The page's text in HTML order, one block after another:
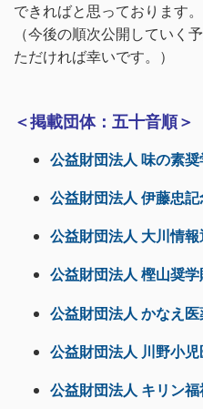
できればと思っております
（今後の順次公開していく
ただければ幸いです。）
＜掲載団体：五十音順＞
公益財団法人 味の素
公益財団法人 伊藤忠記
公益財団法人 大川情
公益財団法人 樫山奨学
公益財団法人 かなえ
公益財団法人 川野小
公益財団法人 キリン福